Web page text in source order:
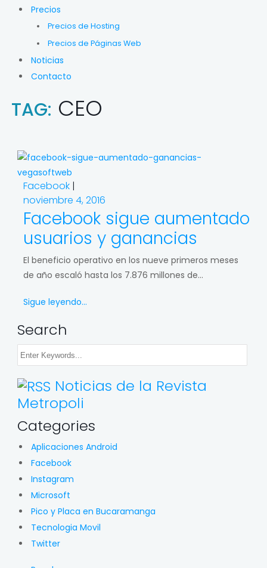
Precios
Precios de Hosting
Precios de Páginas Web
Noticias
Contacto
TAG: CEO
Facebook|
noviembre 4, 2016
Facebook sigue aumentado
usuarios y ganancias
El beneficio operativo en los nueve primeros meses
de año escaló hasta los 7.876 millones de...
Sigue leyendo...
Search
Noticias de la Revista
Metropoli
Categories
Aplicaciones Android
Facebook
Instagram
Microsoft
Pico y Placa en Bucaramanga
Tecnologia Movil
Twitter